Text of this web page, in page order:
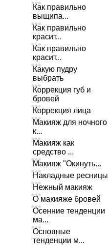
Как правильно
выщипа...
Как правильно
красит...
Как правильно
красит...
Какую пудру
выбрать
Коррекция губ и
бровей
Коррекция лица
Макияж для ночного
к...
Макияж как
средство ...
Макияж "Окинуть...
Накладные ресницы
Нежный макияж
О макияже бровей
Осенние тенденции
ма...
Основные
тенденции м...